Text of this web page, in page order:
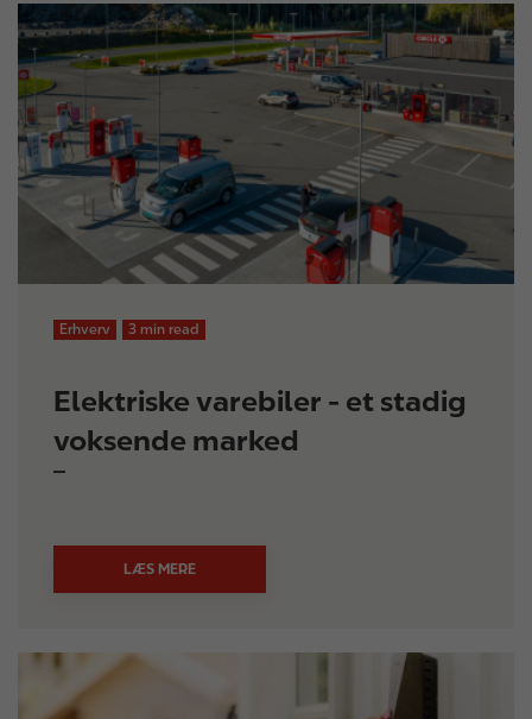
Erhverv 3 min read
Elektriske varebiler - et stadig
voksende marked
LÆS MERE